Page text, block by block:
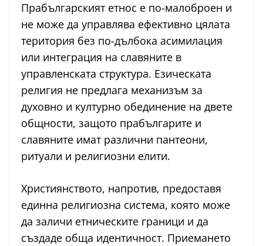
Прабългарският етнос е по-малоброен и
не може да управлява ефективно цялата
територия без по-дълбока асимилация
или интеграция на славяните в
управленската структура. Езическата
религия не предлага механизъм за
духовно и културно обединение на двете
общности, защото прабългарите и
славяните имат различни пантеони,
ритуали и религиозни елити.
Християнството, напротив, предоставя
единна религиозна система, която може
да заличи етническите граници и да
създаде обща идентичност. Приемането